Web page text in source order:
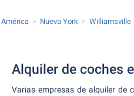
Nueva York Williamsville
Alquiler de coches
Varias empresas de alquiler de